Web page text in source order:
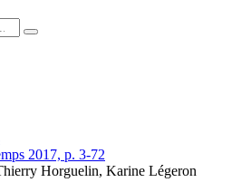
2017, p. 3-72
Horguelin, Karine Légeron